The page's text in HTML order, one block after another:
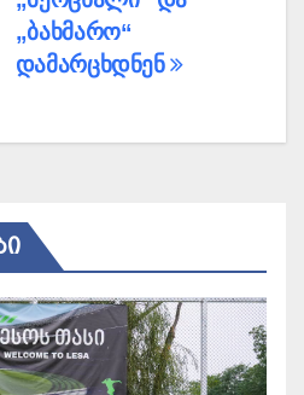
„ბახმარო“
დამარცხდნენ